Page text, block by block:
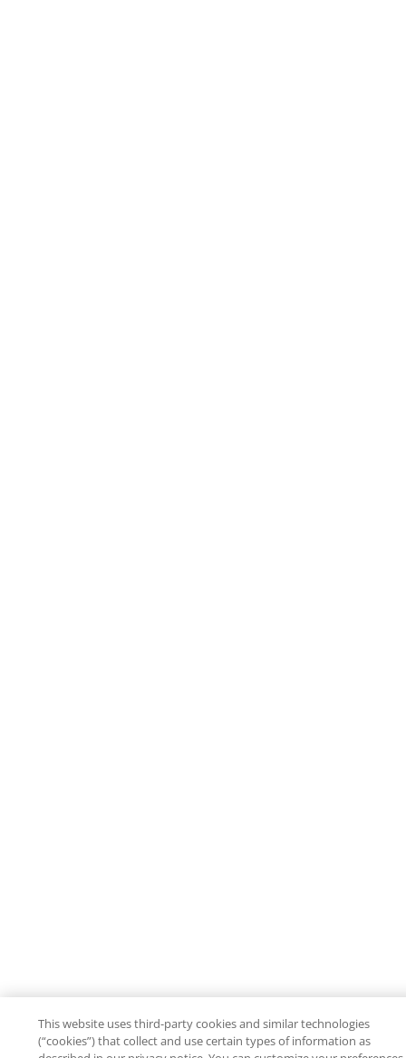
This website uses third-party cookies and similar technologies
(“cookies”) that collect and use certain types of information as